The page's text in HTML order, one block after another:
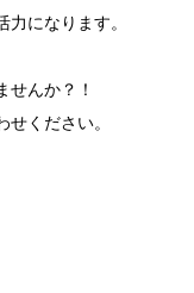
になります。
せんか？！
ください。